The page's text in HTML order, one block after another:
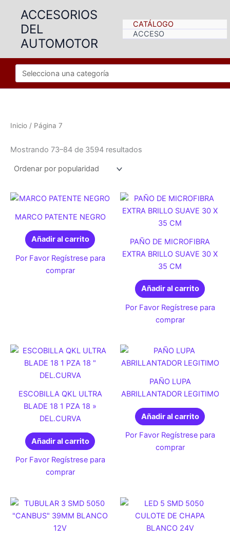
contenido
ACCESORIOS
DEL
AUTOMOTOR
CATÁLOGO
ACCESO
Inicio / Página 7
Mostrando 73–84 de 3594 resultados
MARCO PATENTE NEGRO
Añadir al carrito
Por Favor Regístrese para
comprar
PAÑO DE MICROFIBRA
EXTRA BRILLO SUAVE 30 X
35 CM
Añadir al carrito
Por Favor Regístrese para
comprar
ESCOBILLA QKL ULTRA
BLADE 18 1 PZA 18 »
DEL.CURVA
Añadir al carrito
Por Favor Regístrese para
comprar
PAÑO LUPA
ABRILLANTADOR LEGITIMO
Añadir al carrito
Por Favor Regístrese para
comprar